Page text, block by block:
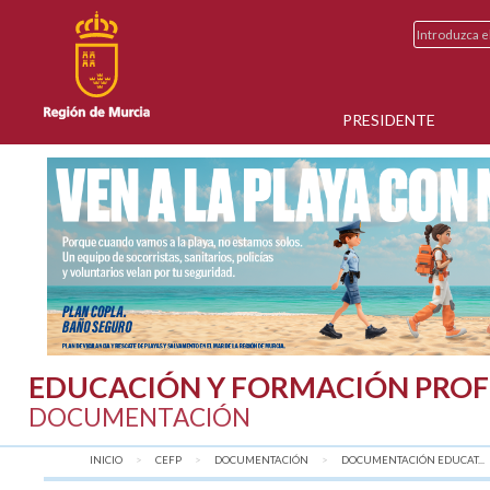
PRESIDENTE
EDUCACIÓN Y FORMACIÓN
DOCUMENTACIÓN
INICIO CEFP DOCUMENTACIÓN DOCUMENTACIÓN EDUCAT...